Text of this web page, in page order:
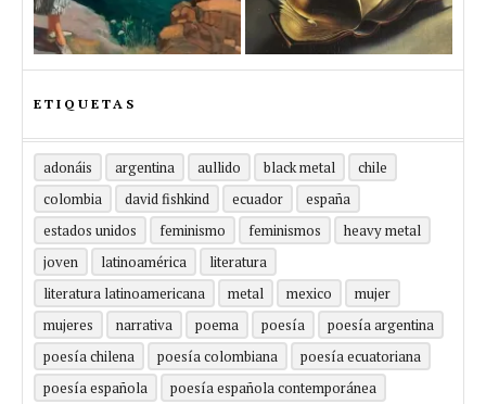
ETIQUETAS
adonáis argentina aullido black metal
chile
colombia
david fishkind ecuador
españa
estados unidos
feminismo feminismos
heavy metal
joven
latinoamérica
literatura
literatura latinoamericana
metal mexico
mujer
mujeres
narrativa poema poesía
poesía argentina
poesía chilena
poesía colombiana
poesía ecuatoriana
poesía española
poesía española contemporánea